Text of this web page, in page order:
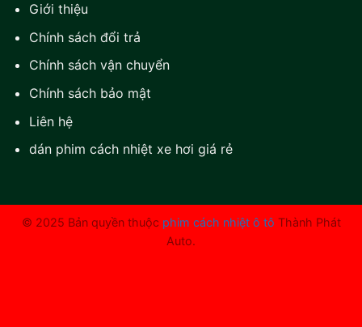
Giới thiệu
Chính sách đổi trả
Chính sách vận chuyển
Chính sách bảo mật
Liên hệ
dán phim cách nhiệt xe hơi giá rẻ
© 2025 Bản quyền thuộc phim cách nhiệt ô tô Thành Phát
Auto.